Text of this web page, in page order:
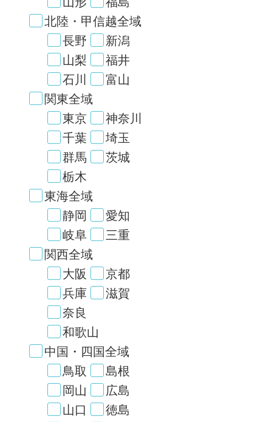
北陸・甲信越全域
長野
新潟
山梨
福井
石川
富山
関東全域
東京
神奈川
千葉
埼玉
群馬
茨城
栃木
東海全域
静岡
愛知
岐阜
三重
関西全域
大阪
京都
兵庫
滋賀
奈良
和歌山
中国・四国全域
鳥取
島根
岡山
広島
山口
徳島